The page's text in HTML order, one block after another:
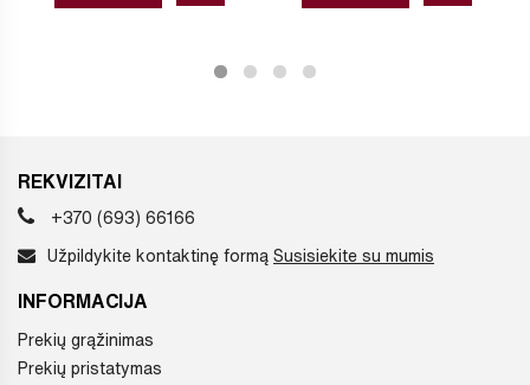
REKVIZITAI
+370 (693) 66166
Užpildykite kontaktinę formą Susisiekite su mumis
INFORMACIJA
Prekių grąžinimas
Prekių pristatymas